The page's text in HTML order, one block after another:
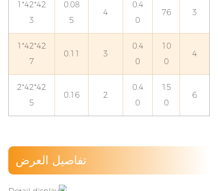
3
76
0.4
0
4
0.08
5
42*42*1
3
4
10
0
0.4
0
3
0.11
42*42*1
7
6
15
0
0.4
0
2
0.16
42*42*2
5
تفاصيل العرض